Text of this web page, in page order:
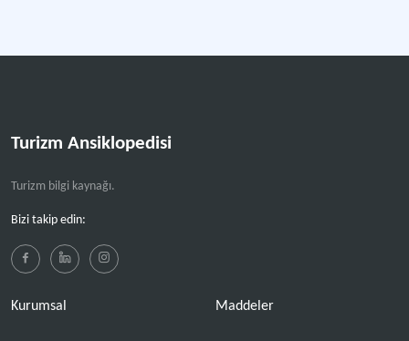
Turizm Ansiklopedisi
Turizm bilgi kaynağı.
Bizi takip edin:
Kurumsal Maddeler